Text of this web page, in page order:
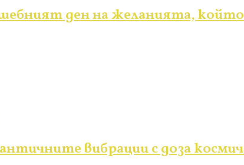
ден на желанията,
вибрации с доза